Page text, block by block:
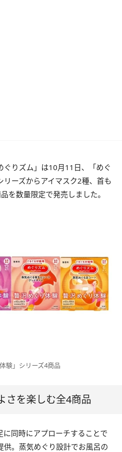
ぐりズム」は10月11日、「めぐ
ーズからアイマスク2種、首も
を数量限定で発売しました。
験」シリーズ4商品
さを楽しむ全4商品
同時にアプローチすることで
。蒸気めぐり設計でお風呂の